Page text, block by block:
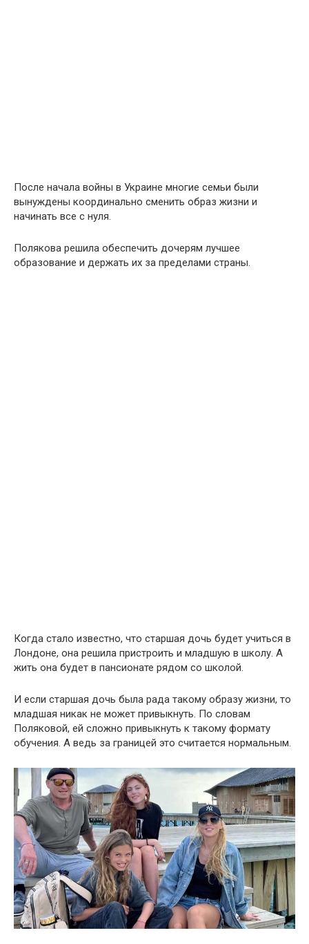
После начала войны в Украине многие семьи были
вынуждены координально сменить образ жизни и
начинать все с нуля.
Полякова решила обеспечить дочерям лучшее
образование и держать их за пределами страны.
Когда стало известно, что старшая дочь будет учиться в
Лондоне, она решила пристроить и младшую в школу. А
жить она будет в пансионате рядом со школой.
И если старшая дочь была рада такому образу жизни, то
младшая никак не может привыкнуть. По словам
Поляковой, ей сложно привыкнуть к такому формату
обучения. А ведь за границей это считается нормальным.